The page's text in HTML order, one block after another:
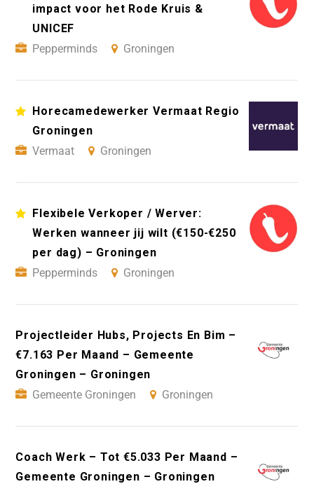
impact voor het Rode Kruis &
UNICEF
Pepperminds
Groningen
Horecamedewerker Vermaat Regio
Groningen
Vermaat
Groningen
Flexibele Verkoper / Werver:
Werken wanneer jij wilt (€150-€250
per dag) – Groningen
Pepperminds
Groningen
Projectleider Hubs, Projects En Bim –
€7.163 Per Maand – Gemeente
Groningen – Groningen
Gemeente Groningen
Groningen
Coach Werk – Tot €5.033 Per Maand –
Gemeente Groningen – Groningen